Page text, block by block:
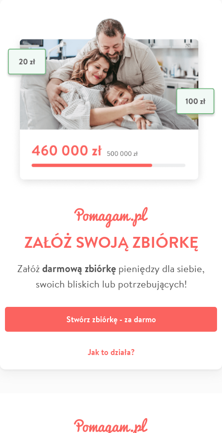
ZAŁÓŻ SWOJĄ ZBIÓRKĘ
Załóżdarmową zbiórkę pieniędzy dla siebie,
swoich bliskich lub potrzebujących!
Stwórz zbiórkę - za darmo
Jak to działa?